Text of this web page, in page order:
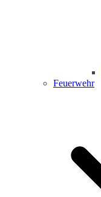
Feuerwehr